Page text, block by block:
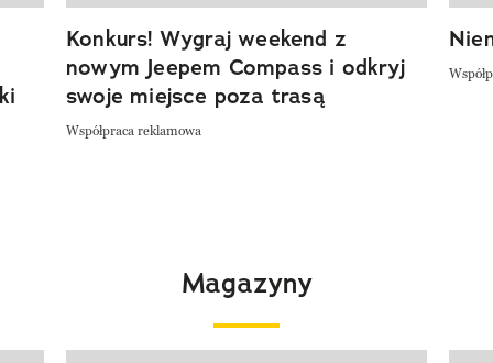
Konkurs! Wygraj weekend z
nowym Jeepem Compass i odkryj
swoje miejsce poza trasą
Współpraca reklamowa
Magazyny